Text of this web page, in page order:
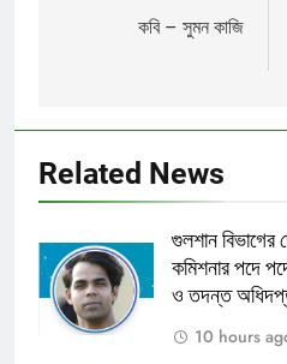
navigation
কবি – সুমন কাজি
Related News
গুলশান বিভাগের
কমিশনার পদে
ও তদন্ত
10 hours